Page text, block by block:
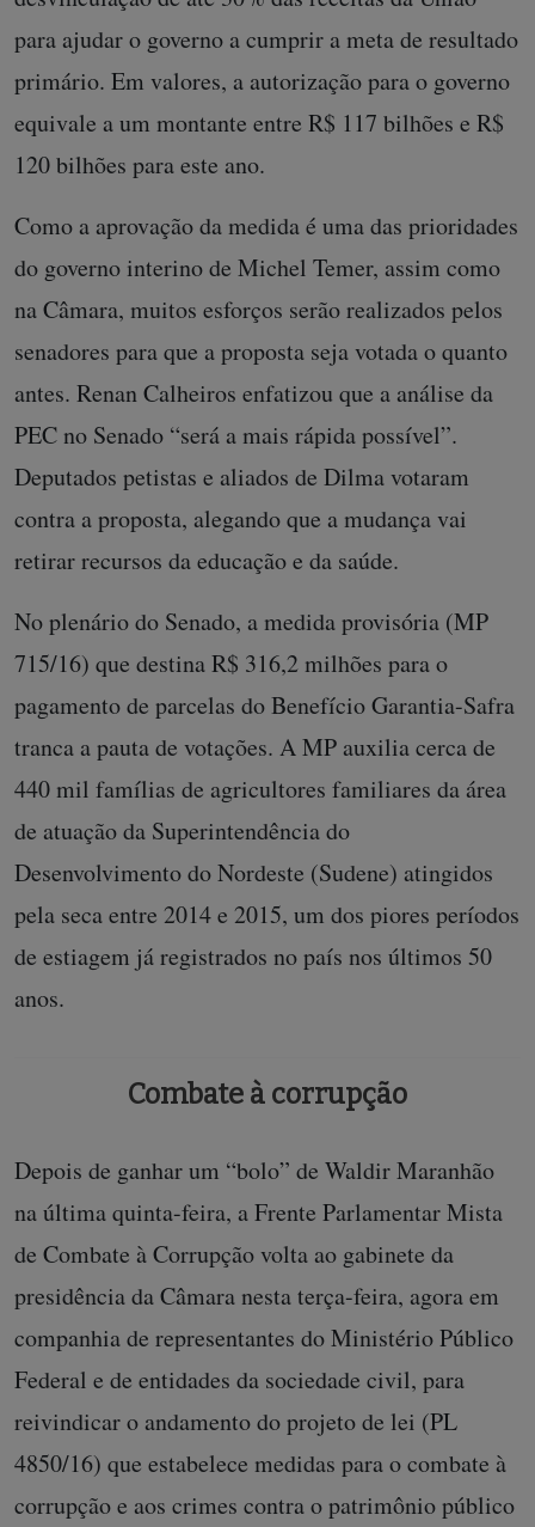
para ajudar o governo a cumprir a meta de resultado
primário. Em valores, a autorização para o governo
equivale a um montante entre R$ 117 bilhões e R$
120 bilhões para este ano.
Como a aprovação da medida é uma das prioridades
do governo interino de Michel Temer, assim como
na Câmara, muitos esforços serão realizados pelos
senadores para que a proposta seja votada o quanto
antes. Renan Calheiros enfatizou que a análise da
PEC no Senado “será a mais rápida possível”.
Deputados petistas e aliados de Dilma votaram
contra a proposta, alegando que a mudança vai
retirar recursos da educação e da saúde.
No plenário do Senado, a medida provisória (MP
715/16) que destina R$ 316,2 milhões para o
pagamento de parcelas do Benefício Garantia-Safra
tranca a pauta de votações. A MP auxilia cerca de
440 mil famílias de agricultores familiares da área
de atuação da Superintendência do
Desenvolvimento do Nordeste (Sudene) atingidos
pela seca entre 2014 e 2015, um dos piores períodos
de estiagem já registrados no país nos últimos 50
anos.
Combate à corrupção
Depois de ganhar um “bolo” de Waldir Maranhão
na última quinta-feira, a Frente Parlamentar Mista
de Combate à Corrupção volta ao gabinete da
presidência da Câmara nesta terça-feira, agora em
companhia de representantes do Ministério Público
Federal e de entidades da sociedade civil, para
reivindicar o andamento do projeto de lei (PL
4850/16) que estabelece medidas para o combate à
corrupção e aos crimes contra o patrimônio público